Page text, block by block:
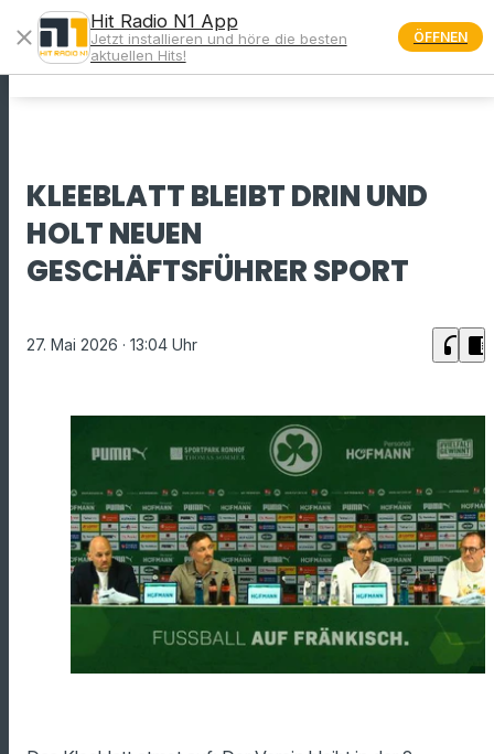
menu
KLEEBLATT BLEIBT DRIN UND
HOLT NEUEN
GESCHÄFTSFÜHRER SPORT
27. Mai 2026 · 13:04 Uhr headphones chrome_reader_mode
close
Hit Radio N1 App
Jetzt installieren und höre die besten
aktuellen Hits!
ÖFFNEN